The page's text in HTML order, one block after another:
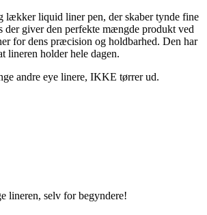
liquid liner pen, der skaber tynde fine
giver den perfekte mængde produkt ved
for dens præcision og holdbarhed. Den har
lineren holder hele dagen.
andre eye linere, IKKE tørrer ud.
lineren, selv for begyndere!